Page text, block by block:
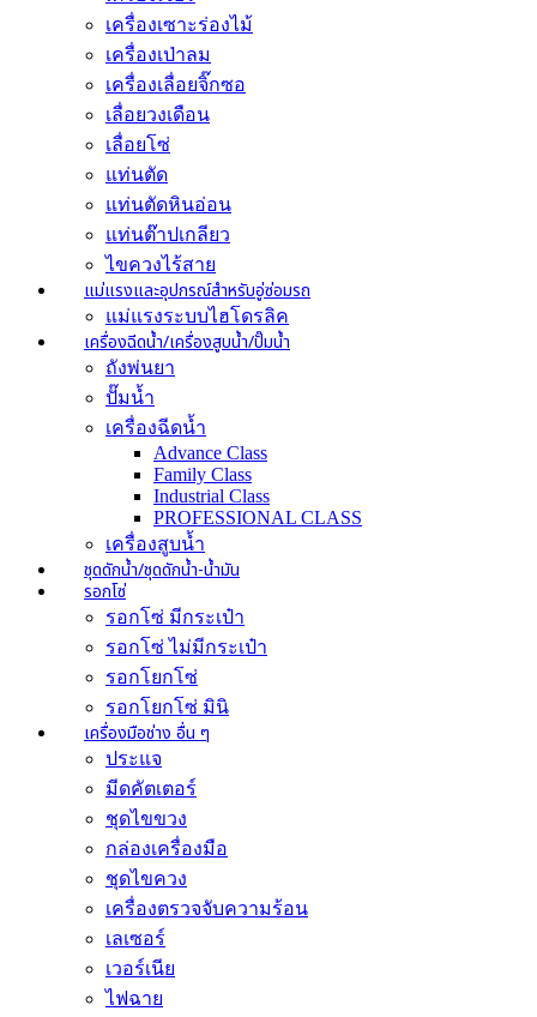
เครื่องเซาะร่องไม้
เครื่องเป่าลม
เครื่องเลื่อยจิ๊กซอ
เลื่อยวงเดือน
เลื่อยโซ่
แท่นตัด
แท่นตัดหินอ่อน
แท่นต๊าปเกลียว
ไขควงไร้สาย
แม่แรงและอุปกรณ์สำหรับอู่ซ่อมรถ
แม่แรงระบบไฮโดรลิค
เครื่องฉีดน้ำ/เครื่องสูบน้ำ/ปั๊มน้ำ
ถังพ่นยา
ปั๊มน้ำ
เครื่องฉีดน้ำ
Advance Class
Family Class
Industrial Class
PROFESSIONAL CLASS
เครื่องสูบน้ำ
ชุดดักน้ำ/ชุดดักน้ำ-น้ำมัน
รอกโซ่
รอกโซ่ มีกระเป๋า
รอกโซ่ ไม่มีกระเป๋า
รอกโยกโซ่
รอกโยกโซ่ มินิ
เครื่องมือช่าง อื่น ๆ
ประแจ
มีดคัตเตอร์
ชุดไขขวง
กล่องเครื่องมือ
ชุดไขควง
เครื่องตรวจจับความร้อน
เลเซอร์
เวอร์เนีย
ไฟฉาย